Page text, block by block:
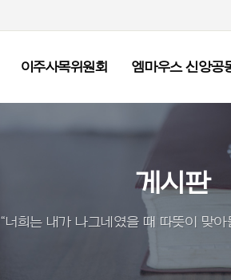
이주사목위원회 엠마우스 신앙공
게시판
“너희는 내가 나그네였을 때 따뜻이 맞